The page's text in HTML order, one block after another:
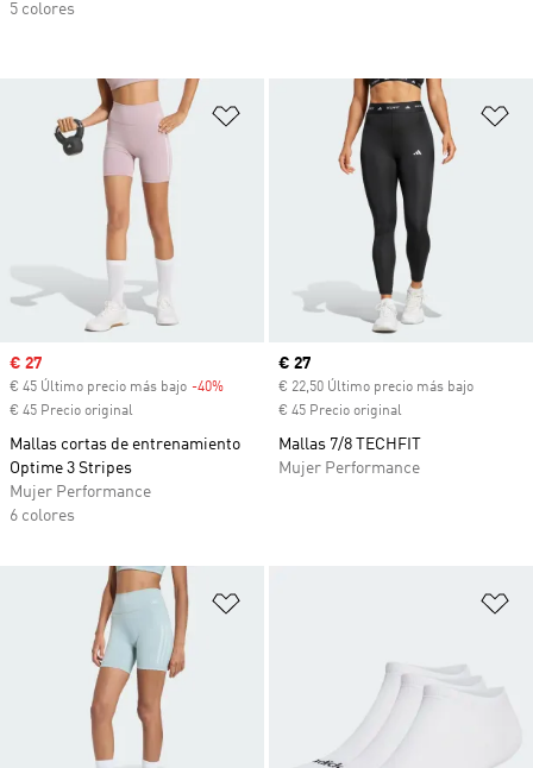
Añadir a la lista de deseos
Precio de venta
€ 27
€ 45 Último precio más bajo -40% Descuento
€ 45 Precio original
Mallas cortas de entrenamiento
Optime 3 Stripes
Mujer Performance
6 colores
Precio actual
€ 27
€ 22,50 Último precio más bajo
€ 45 Precio original
Mallas 7/8 TECHFIT
Mujer Performance
5 colores